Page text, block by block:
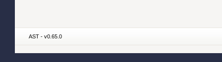
AST - v0.65.0